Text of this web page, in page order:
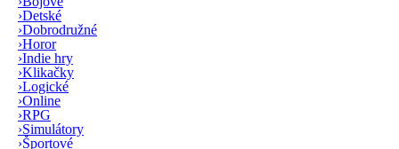
›Detské
›Dobrodružné
›Horor
›Indie hry
›Klikačky
›Logické
›Online
›RPG
›Simulátory
›Športové